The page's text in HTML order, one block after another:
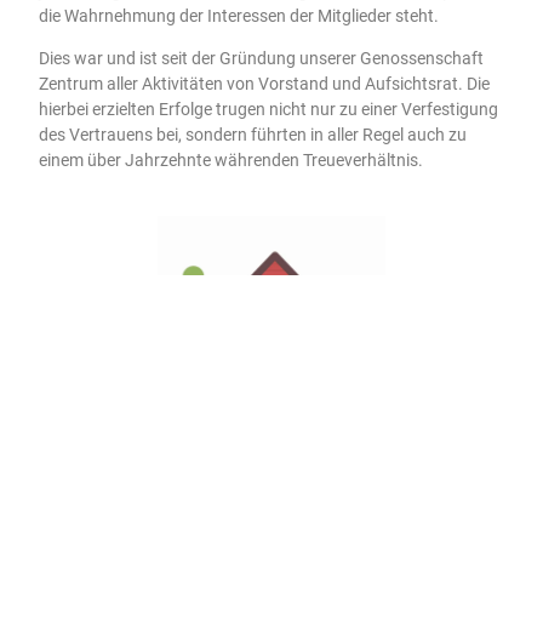
die Wahrnehmung der Interessen der Mitglieder steht.
Dies war und ist seit der Gründung unserer Genossenschaft
Zentrum aller Aktivitäten von Vorstand und Aufsichtsrat. Die
hierbei erzielten Erfolge trugen nicht nur zu einer Verfestigung
des Vertrauens bei, sondern führten in aller Regel auch zu
einem über Jahrzehnte währenden Treueverhältnis.